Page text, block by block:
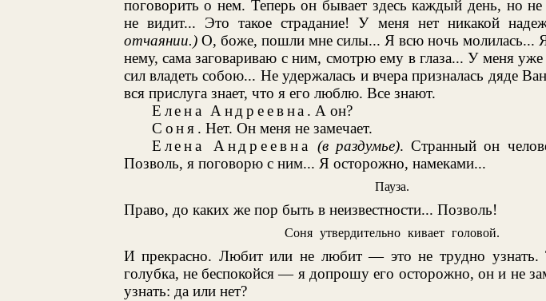
поговорить о нем. Теперь он бывает здесь каждый день, но
не видит... Это такое страдание! У меня нет никакой
отчаянии.)О, боже, пошли мне силы... Я всю ночь молилась...
нему, сама заговариваю с ним, смотрю ему в глаза... У меня уже
сил владеть собою... Не удержалась и вчера призналась дяде
вся прислуга знает, что я его люблю. Все знают.
Елена Андреевна . А он?
Соня . Нет. Он меня не замечает.
Елена Андреевна
(в раздумье). Странный он
Позволь, я поговорю с ним... Я осторожно, намеками...
Пауза.
Право, до каких же пор быть в неизвестности... Позволь!
Соня утвердительно кивает головой.
И прекрасно. Любит или не любит — это не трудно
голубка, не беспокойся — я допрошу его осторожно, он и не
узнать: да или нет?